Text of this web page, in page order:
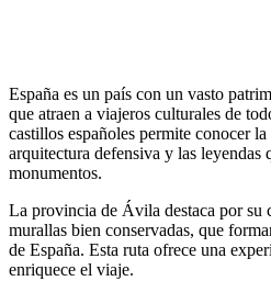
España es un país con un vasto
que atraen a viajeros culturales de
castillos españoles permite conocer
arquitectura defensiva y las leyendas
monumentos.
La provincia de Ávila destaca por su
murallas bien conservadas, que
de España. Esta ruta ofrece una
enriquece el viaje.